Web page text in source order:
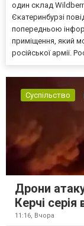
один склад
Єкатеринбурзі
попередньою
приміщення, який
російської армії.
Суспільство
Дрони
Керчі
11:16, Вчора